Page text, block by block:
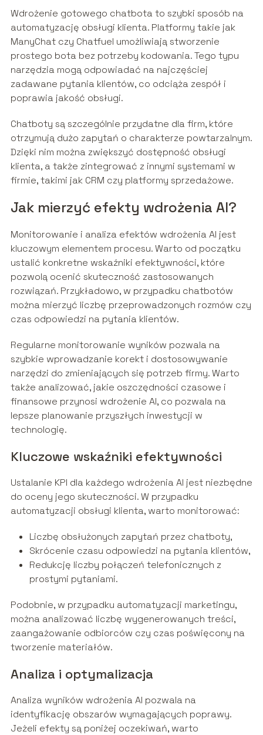
Wdrożenie gotowego chatbota to szybki sposób na
automatyzację obsługi klienta. Platformy takie jak
ManyChat czy Chatfuel umożliwiają stworzenie
prostego bota bez potrzeby kodowania. Tego typu
narzędzia mogą odpowiadać na najczęściej
zadawane pytania klientów, co odciąża zespół i
poprawia jakość obsługi.
Chatboty są szczególnie przydatne dla firm, które
otrzymują dużo zapytań o charakterze powtarzalnym.
Dzięki nim można zwiększyć dostępność obsługi
klienta, a także zintegrować z innymi systemami w
firmie, takimi jak CRM czy platformy sprzedażowe.
Jak mierzyć efekty wdrożenia AI?
Monitorowanie i analiza efektów wdrożenia AI jest
kluczowym elementem procesu. Warto od początku
ustalić konkretne wskaźniki efektywności, które
pozwolą ocenić skuteczność zastosowanych
rozwiązań. Przykładowo, w przypadku chatbotów
można mierzyć liczbę przeprowadzonych rozmów czy
czas odpowiedzi na pytania klientów.
Regularne monitorowanie wyników pozwala na
szybkie wprowadzanie korekt i dostosowywanie
narzędzi do zmieniających się potrzeb firmy. Warto
także analizować, jakie oszczędności czasowe i
finansowe przynosi wdrożenie AI, co pozwala na
lepsze planowanie przyszłych inwestycji w
technologię.
Kluczowe wskaźniki efektywności
Ustalanie KPI dla każdego wdrożenia AI jest niezbędne
do oceny jego skuteczności. W przypadku
automatyzacji obsługi klienta, warto monitorować:
Liczbę obsłużonych zapytań przez chatboty,
Skrócenie czasu odpowiedzi na pytania klientów,
Redukcję liczby połączeń telefonicznych z
prostymi pytaniami.
Podobnie, w przypadku automatyzacji marketingu,
można analizować liczbę wygenerowanych treści,
zaangażowanie odbiorców czy czas poświęcony na
tworzenie materiałów.
Analiza i optymalizacja
Analiza wyników wdrożenia AI pozwala na
identyfikację obszarów wymagających poprawy.
Jeżeli efekty są poniżej oczekiwań, warto